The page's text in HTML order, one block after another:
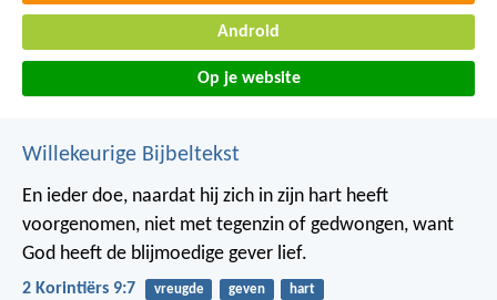
Android
Op je website
Willekeurige Bijbeltekst
En ieder doe, naardat hij zich in zijn hart heeft
voorgenomen, niet met tegenzin of gedwongen, want
God heeft de blijmoedige gever lief.
2 Korintiërs 9:7 vreugde geven hart